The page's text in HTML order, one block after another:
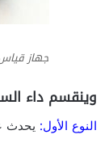
جهاز
وينقسم داء
النوع الأول: يحدث